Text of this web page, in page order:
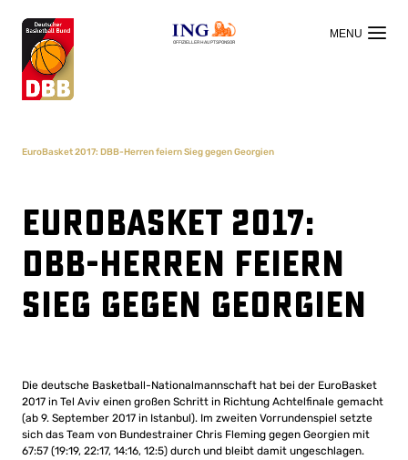
OFFIZIELLER HAUPTSPONSOR
EuroBasket 2017: DBB-Herren feiern Sieg gegen Georgien
EuroBasket 2017:
DBB-Herren feiern
Sieg gegen Georgien
Die deutsche Basketball-Nationalmannschaft hat bei der EuroBasket
2017 in Tel Aviv einen großen Schritt in Richtung Achtelfinale gemacht
(ab 9. September 2017 in Istanbul). Im zweiten Vorrundenspiel setzte
sich das Team von Bundestrainer Chris Fleming gegen Georgien mit
67:57 (19:19, 22:17, 14:16, 12:5) durch und bleibt damit ungeschlagen.